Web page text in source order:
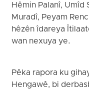
Hêmin Palanî, Umîd
Muradî, Peyam
hêzên îdareya
wan nexuya ye.
Pêka rapora ku
Hengawê, bi